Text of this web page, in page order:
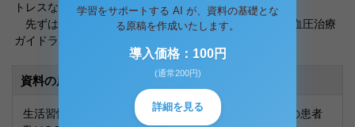
トレスなどが列挙される。
先ずは塩分についてであるが現在ＪＳＨ２００４（高血圧治療
ガイドラ
資料の原本内容
生活習慣病の中で一番多い疾患が高血圧であり、現在の患者
学習をサポートする AI が、資料の基礎とな
る原稿を作成いたします。
導入価格：100円
(通常200円)
詳細を見る